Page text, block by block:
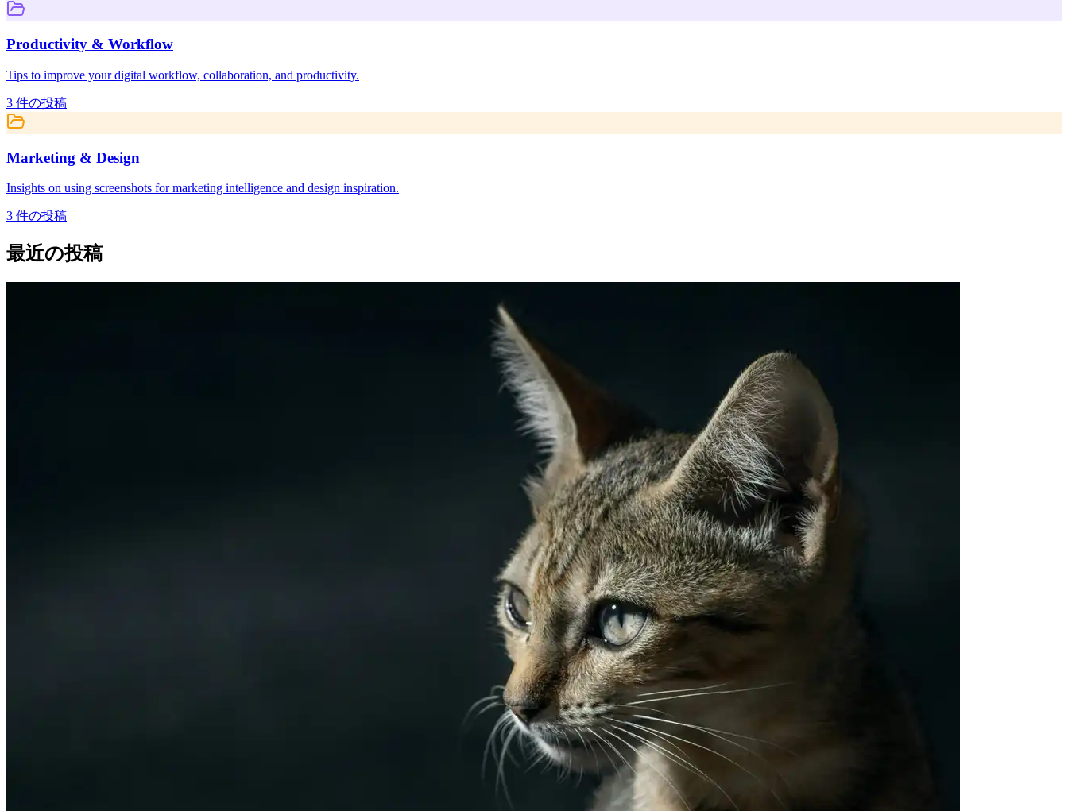
Productivity & Workflow
Tips to improve your digital workflow, collaboration, and productivity.
3 件の投稿
Marketing & Design
Insights on using screenshots for marketing intelligence and design inspiration.
3 件の投稿
最近の投稿